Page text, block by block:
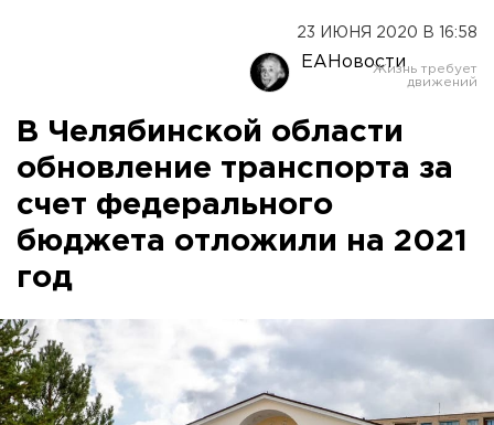
23 ИЮНЯ 2020 В 16:58
ЕАНовости
В Челябинской области
обновление транспорта за
счет федерального
бюджета отложили на 2021
год